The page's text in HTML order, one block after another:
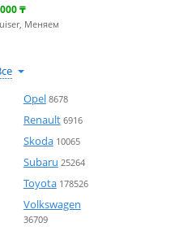
₸
Меняем
Opel 8678
Renault 6916
Skoda 10065
Subaru 25264
Toyota 178526
Volkswagen
36709